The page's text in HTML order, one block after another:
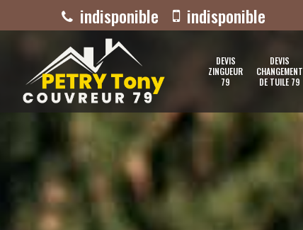
indisponible indisponible
DEVIS
ZINGUEUR
79
DEVIS
CHANGEMENT
DE TUILE 79